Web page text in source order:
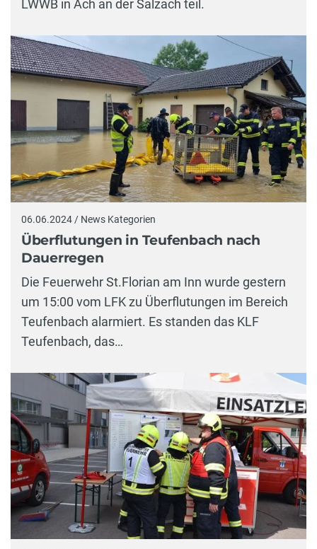
LWWB in Ach an der Salzach teil.
06.06.2024 / News Kategorien
Überflutungen in Teufenbach nach
Dauerregen
Die Feuerwehr St.Florian am Inn wurde gestern
um 15:00 vom LFK zu Überflutungen im Bereich
Teufenbach alarmiert. Es standen das KLF
Teufenbach, das…